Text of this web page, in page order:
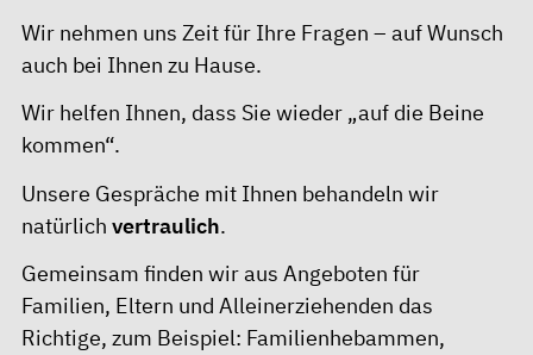
Wir nehmen uns Zeit für Ihre Fragen – auf Wunsch
auch bei Ihnen zu Hause.
Wir helfen Ihnen, dass Sie wieder „auf die Beine
kommen“.
Unsere Gespräche mit Ihnen behandeln wir
natürlich vertraulich.
Gemeinsam finden wir aus Angeboten für
Familien, Eltern und Alleinerziehenden das
Richtige, zum Beispiel: Familienhebammen,